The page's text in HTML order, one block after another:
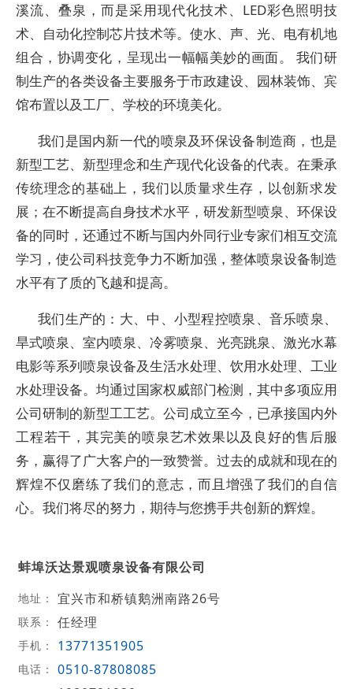
溪流、叠泉，而是采用现代化技术、LED彩色照明技
术、自动化控制芯片技术等。使水、声、光、电有机地
组合，协调变化，呈现出一幅幅美妙的画面。 我们研
制生产的各类设备主要服务于市政建设、园林装饰、宾
馆布置以及工厂、学校的环境美化。
我们是国内新一代的喷泉及环保设备制造商，也是
新型工艺、新型理念和生产现代化设备的代表。在秉承
传统理念的基础上，我们以质量求生存，以创新求发
展；在不断提高自身技术水平，研发新型喷泉、环保设
备的同时，还通过不断与国内外同行业专家们相互交流
学习，使公司科技竞争力不断加强，整体喷泉设备制造
水平有了质的飞越和提高。
我们生产的：大、中、小型程控喷泉、音乐喷泉、
旱式喷泉、室内喷泉、冷雾喷泉、光亮跳泉、激光水幕
电影等系列喷泉设备及生活水处理、饮用水处理、工业
水处理设备。均通过国家权威部门检测，其中多项应用
公司研制的新型工工艺。公司成立至今，已承接国内外
工程若干，其完美的喷泉艺术效果以及良好的售后服
务，赢得了广大客户的一致赞誉。过去的成就和现在的
辉煌不仅磨练了我们的意志，而且增强了我们的自信
心。我们将尽的努力，期待与您携手共创新的辉煌。
蚌埠沃达景观喷泉设备有限公司
地址： 宜兴市和桥镇鹅洲南路26号
联系： 任经理
手机： 13771351905
电话： 0510-87808085